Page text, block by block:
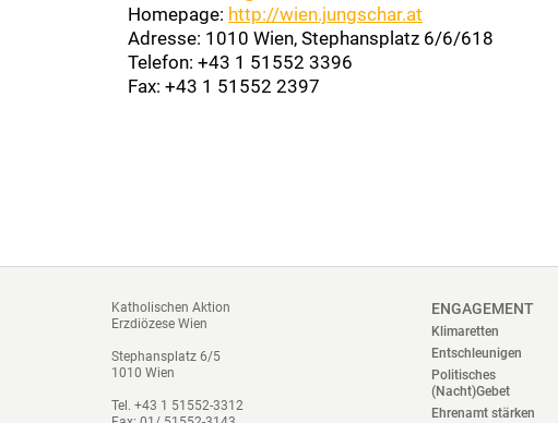
Homepage: http://wien.jungschar.at
Adresse: 1010 Wien, Stephansplatz 6/6/618
Telefon: +43 1 51552 3396
Fax: +43 1 51552 2397
Katholischen Aktion
Erzdiözese Wien
Stephansplatz 6/5
1010 Wien
Tel. +43 1 51552-3312
ENGAGEMENT
Klimaretten
Entschleunigen
Politisches
(Nacht)Gebet
Ehrenamt stärken